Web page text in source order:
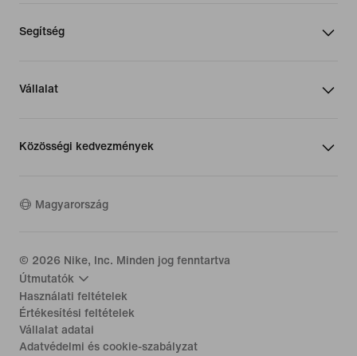
Segítség
Vállalat
Közösségi kedvezmények
Magyarország
© 2026 Nike, Inc. Minden jog fenntartva
Útmutatók
Használati feltételek
Értékesítési feltételek
Vállalat adatai
Adatvédelmi és cookie-szabályzat